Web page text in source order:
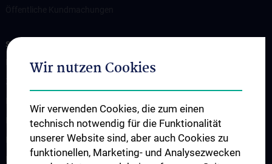
STUDIUM, AUS- UND WEITERBILDUNG
Humanmedizin – N202
Klinisch Praktisches Jahr
Freie Wahlfächer
Diplomarbeit
Wir nutzen Cookies
Wir verwenden Cookies, die zum einen
technisch notwendig für die Funktionalität
unserer Website sind, aber auch Cookies zu
funktionellen, Marketing- und Analysezwecken